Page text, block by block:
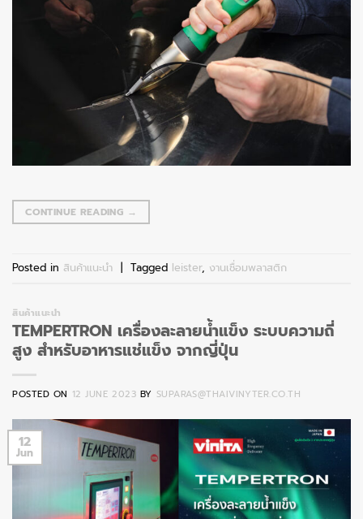
CONTINUE READING →
Posted in สินค้าแนะนำ | Tagged leister, งานเชื่อมพลาสติก
สินค้าแนะนำ
TEMPERTRON เครื่องละลายน้ำแข็ง ระบบความถี่
สูง สำหรับอาหารแช่แข็ง จากญี่ปุ่น
POSTED ON 12 JUNE 2023 BY SUPARAS@THAIVINYTER.CO.TH
12
Jun